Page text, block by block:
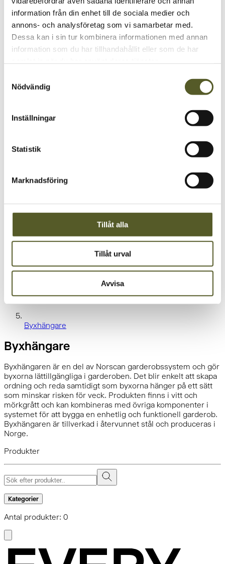
information från din enhet till de sociala medier och
annons- och analysföretag som vi samarbetar med.
Dessa kan i sin tur kombinera informationen med annan
information som du har tillhandahållit eller som de har
Nödvändig
Inställningar
Statistik
Marknadsföring
Tillåt alla
Tillåt urval
Avvisa
Förvaringsinredning
Byxhängare
Byxhängare
Byxhängaren är en del av Norscan garderobssystem och gör
byxorna lättillgängliga i garderoben. Det blir enkelt att skapa
ordning och reda samtidigt som byxorna hänger på ett sätt
som minskar risken för veck. Produkten finns i vitt och
mörkgrått och kan kombineras med övriga komponenter i
systemet för att bygga en enhetlig och funktionell garderob.
Byxhängaren är tillverkad i återvunnet stål och produceras i
Norge.
Produkter
Kategorier
Antal produkter: 0